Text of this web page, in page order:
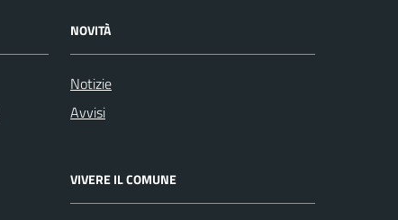
NOVITÀ
Notizie
Avvisi
VIVERE IL COMUNE